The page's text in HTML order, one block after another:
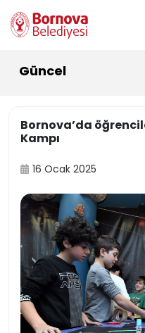
Güncel
Bornova’da
Kampı
16 Ocak 2025